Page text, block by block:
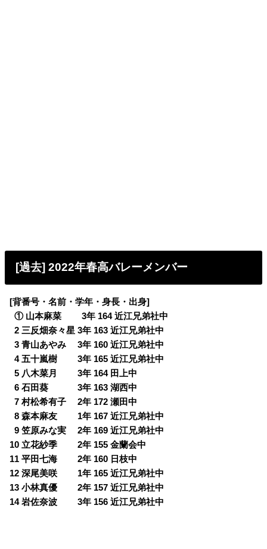
[過去] 2022年春高バレーメンバー
[背番号・名前・学年・身長・出身]
0① 山本麻菜 3年 164 近江兄弟社中
02 三反畑奈々星 3年 163 近江兄弟社中
03 青山あやみ 3年 160 近江兄弟社中
04 五十嵐樹 3年 165 近江兄弟社中
05 八木菜月 3年 164 田上中
06 石田葵 3年 163 湖西中
07 村松希有子 2年 172 瀬田中
08 森本麻友 1年 167 近江兄弟社中
09 笠原みな実 2年 169 近江兄弟社中
10 立花紗季 2年 155 金蘭会中
11 平田七海 2年 160 日枝中
12 深尾美咲 1年 165 近江兄弟社中
13 小林真優 2年 157 近江兄弟社中
14 岩佐奈波 3年 156 近江兄弟社中